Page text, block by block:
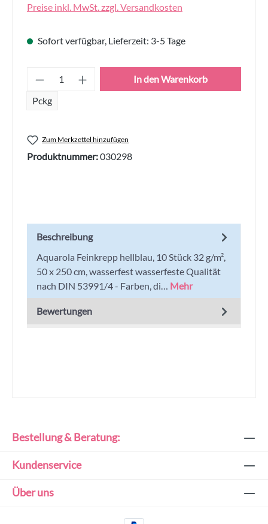
Preise inkl. MwSt. zzgl. Versandkosten
Sofort verfügbar, Lieferzeit: 3-5 Tage
Produkt Anzahl: Gib den gewünschten
Pckg
In den Warenkorb
Zum Merkzettel hinzufügen
Produktnummer:030298
Beschreibung
Aquarola Feinkrepp hellblau, 10 Stück 32 g/m²,
50 x 250 cm, wasserfest wasserfeste Qualität
nach DIN 53991/4 - Farben, di… Mehr
Bewertungen
Bestellung & Beratung:
Kundenservice
Über uns